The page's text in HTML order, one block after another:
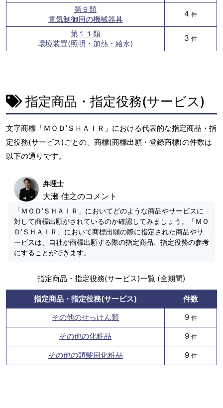
第９類
電気制御用の機械器具
4 件
第１１類
環境装置(照明・加熱・給水)
3 件
指定商品・指定役務(サービス)
文字商標「ＭＯＤ’ＳＨＡＩＲ」における代表的な指定商品・指
定役務(サービス)ごとの、商標(商標出願・登録商標)の件数は
以下の通りです。
弁理士
大瀬 佳之のコメント
「ＭＯＤ’ＳＨＡＩＲ」においてどのような商品やサービスに
対して商標出願がされているのか確認してみましょう。「ＭＯ
Ｄ’ＳＨＡＩＲ」において商標出願の際に指定された商品やサ
ービスは、自社が商標出願する際の指定商品、指定役務の参考
にすることができます。
指定商品・指定役務(サービス)一覧 (全期間)
指定商品・指定役務(サービス)
件数
その他のせっけん類
9 件
その他の化粧品 9 件
その他の頭髪用化粧品 9 件